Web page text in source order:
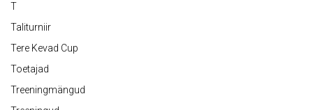
T
Taliturniir
Tere Kevad Cup
Toetajad
Treeningmängud